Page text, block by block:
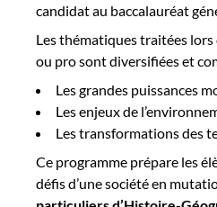
candidat au baccalauréat
Les thématiques traitées
ou pro sont diversifiées et
Les grandes puissances
Les enjeux de
Les transformations des
Ce programme prépare les
défis d’une société en